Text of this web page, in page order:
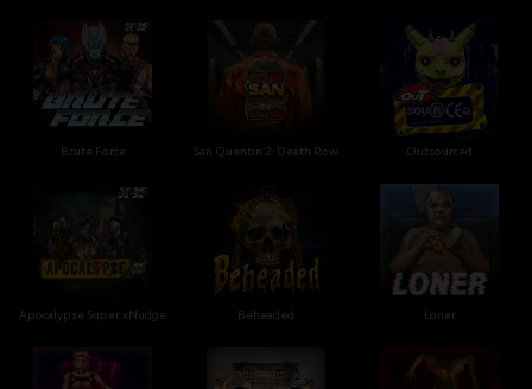
Brute Force San Quentin 2: Death Row Outsourced
Apocalypse Super xNudge Beheaded Loner